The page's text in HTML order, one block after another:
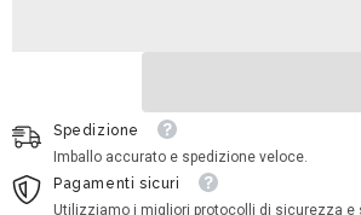
Spedizione
Imballo accurato e spedizione veloce.
Pagamenti sicuri
Utilizziamo i migliori protocolli di sicurezza e